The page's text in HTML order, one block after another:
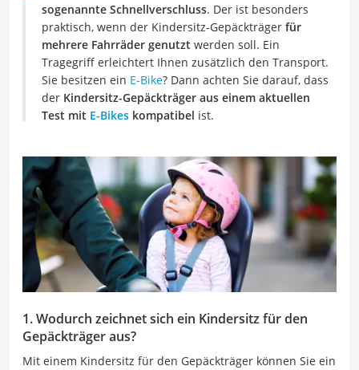
sogenannte Schnellverschluss. Der ist besonders
praktisch, wenn der Kindersitz-Gepäckträger für
mehrere Fahrräder genutzt werden soll. Ein
Tragegriff erleichtert Ihnen zusätzlich den Transport.
Sie besitzen ein E-Bike? Dann achten Sie darauf, dass
der Kindersitz-Gepäckträger aus einem aktuellen
Test mit E-Bikes kompatibel ist.
1. Wodurch zeichnet sich ein Kindersitz für den
Gepäckträger aus?
Mit einem Kindersitz für den Gepäckträger können Sie ein